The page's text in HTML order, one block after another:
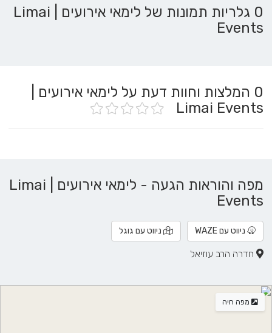
0 גלריות תמונות של לימאי אירועים | Limai
Events
0 המלצות וחוות דעת על לימאי אירועים |
Limai Events
מפה והוראות הגעה - לימאי אירועים | Limai
Events
ניווט עם WAZE ניווט עם גוגל
חדרה הרב עוזיאל
מפה חיה